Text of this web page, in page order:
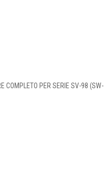
COMPLETO PER SERIE SV-98 (SW-